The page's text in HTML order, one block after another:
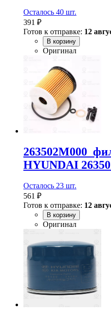
Осталось 40 шт.
391 ₽
Готов к отправке: 12
В корзину
Оригинал
HYUNDAI
Осталось 23 шт.
561 ₽
Готов к отправке: 12
В корзину
Оригинал